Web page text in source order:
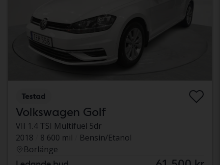
Testad
Volkswagen Golf
VII 1.4 TSI Multifuel 5dr
2018
8 600 mil
Bensin/Etanol
Borlänge